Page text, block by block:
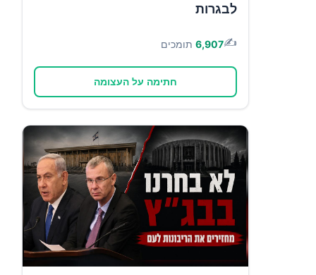
לבגרות
✍️
6,907 תומכים
חתימה על העצומה